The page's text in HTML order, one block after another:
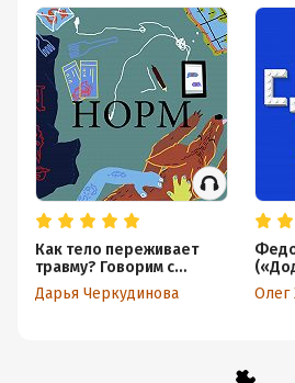
Настя в Фейсбуке facebook.com/
Даша в Фейсбуке facebook.com/
Подробная информация
Дата написания:26 ноября 2017
Год издания: 2021
Дата поступления:11 августа 2021
Как тело переживает
травму? Говорим с
Александрой
Вильвовской
Дарья Черкудинова Олег